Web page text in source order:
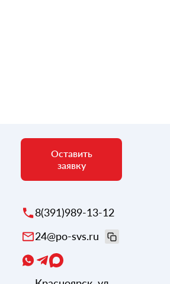
Оставить
заявку
8(391)989-13-12
24@po-svs.ru